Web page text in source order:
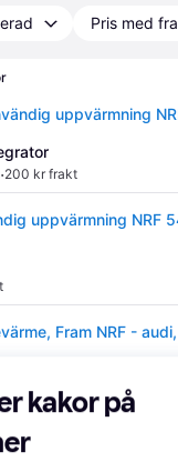
Pris med
·200 kr frakt
uppvärmning NRF
kakor på